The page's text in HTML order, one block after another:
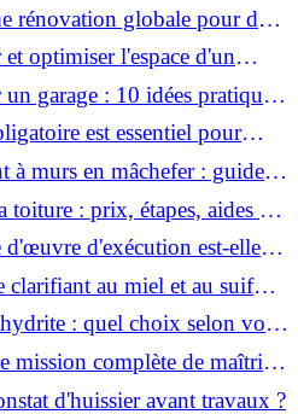
rénovation globale pour des
durables?
optimiser l'espace d'un
?
garage : 10 idées pratiques
est essentiel pour
?
à murs en mâchefer : guide
toiture : prix, étapes, aides et
d'exécution est-elle
chantiers ?
clarifiant au miel et au suif
?
: quel choix selon votre
mission complète de maîtrise
vos projets?
d'huissier avant travaux ?